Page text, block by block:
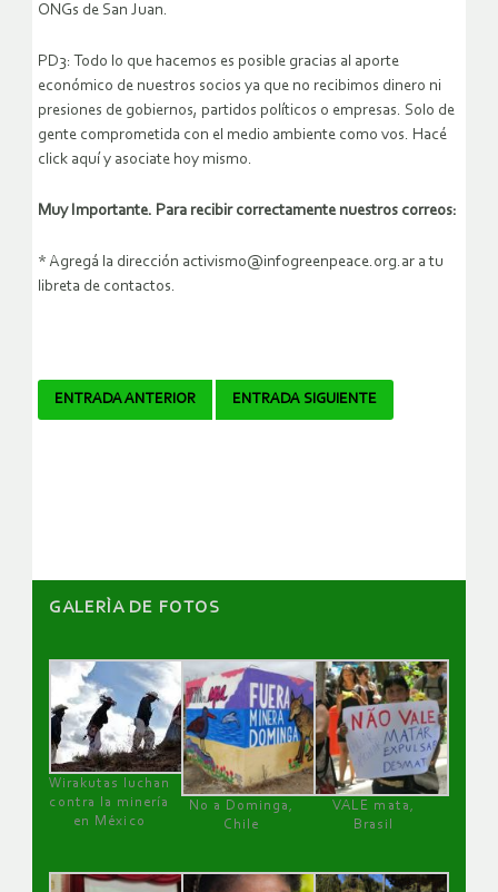
ONGs de San Juan.
PD3: Todo lo que hacemos es posible gracias al aporte
económico de nuestros socios ya que no recibimos dinero ni
presiones de gobiernos, partidos políticos o empresas. Solo de
gente comprometida con el medio ambiente como vos. Hacé
click aquí y asociate hoy mismo.
Muy Importante. Para recibir correctamente nuestros correos:
* Agregá la dirección activismo@infogreenpeace.org.ar a tu
libreta de contactos.
Navegador
ENTRADA ANTERIOR ENTRADA SIGUIENTE
GALERÌA DE FOTOS
Wirakutas luchan
contra la minería
en México
No a Dominga,
Chile
VALE mata,
Brasil